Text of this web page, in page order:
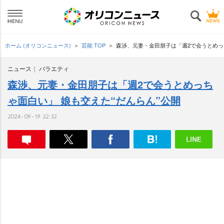
ホーム (オリコンニュース) 芸能 TOP 森渉、元妻・金田朋子は「週2で会うとめ
ニュース バラエティ
森渉、元妻・金田朋子は「週2で会うとめっち
ゃ面白い」 娘も交えた“だんらん”公開
2024-09-19 22:32